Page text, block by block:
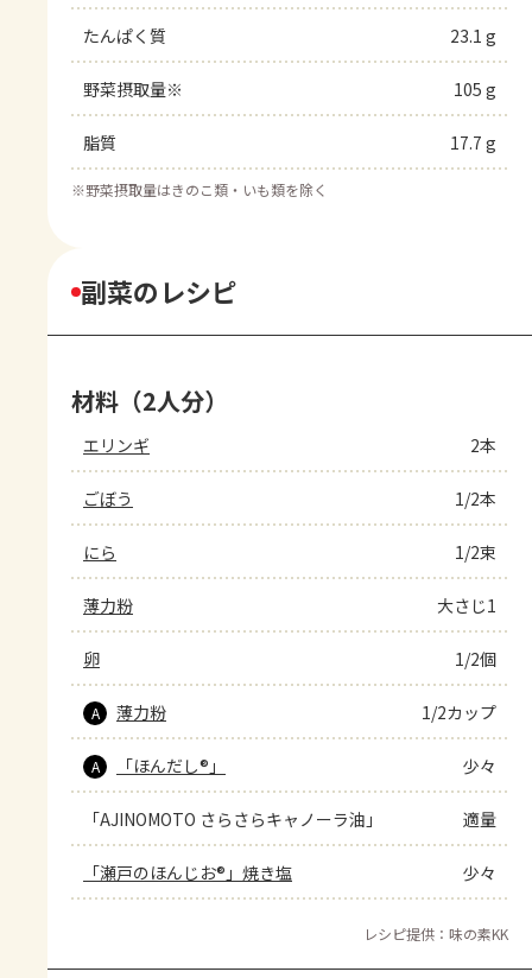
たんぱく質 23.1 g
野菜摂取量※ 105 g
脂質 17.7 g
※野菜摂取量はきのこ類・いも類を除く
副菜のレシピ
材料（2人分）
エリンギ 2本
ごぼう 1/2本
にら 1/2束
薄力粉 大さじ1
卵 1/2個
A 薄力粉 1/2カップ
A 「ほんだし®」 少々
「AJINOMOTO さらさらキャノーラ油」 適量
「瀬戸のほんじお®」焼き塩 少々
レシピ提供：味の素KK